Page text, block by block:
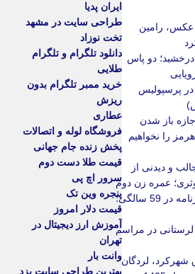
عکس، رامین
دو پاس
پرسپولیس
باز شدن
را نخواهیم
و دیدنی از
عمره زن دوم
مختار سریال مختارنامه در 59 سالگی؛
در مراسم
لردگان
ایران پدیا
طراحی سایت در مشهد
تخت نوزاد
دانلود تلگرام و تلگرام
طلایی
خرید ممبر تلگرام بدون
ریزش
عطاری
فروشگاه لوله و اتصالات
پخش زنده جام جهانی
قیمت طلا دست دوم
سرور اچ پی
پنجره وین تک
قیمت دلار امروز
آموزش ارز دیجیتال در
تهران
وانت بار
بهترین طراحی سایت یزد